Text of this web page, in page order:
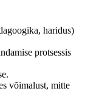
haridus)
protsessis
võimalust, mitte